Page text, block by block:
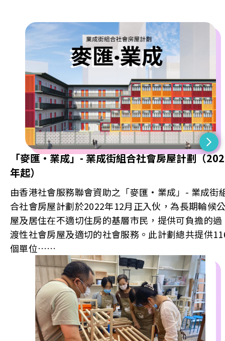
「麥匯·業成」- 業成街組合社會房屋計劃（
年起）
由香港社會服務聯會資助之「麥匯·業成」- 業成街
合社會房屋計劃於2022年12月正入伙，為長期輪候
屋及居住在不適切住房的基層市民，提供可負擔的過
渡性社會房屋及適切的社會服務。此計劃總共提供
個單位……